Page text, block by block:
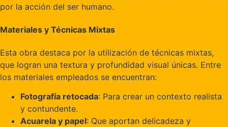
por la acción del ser humano.
Materiales y Técnicas Mixtas
Esta obra destaca por la utilización de técnicas mixtas,
que logran una textura y profundidad visual únicas. Entre
los materiales empleados se encuentran:
Fotografía retocada: Para crear un contexto realista
y contundente.
Acuarela y papel: Que aportan delicadeza y